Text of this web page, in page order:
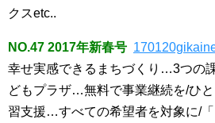
クスetc..
NO.47 2017年新春号
幸せ実感できるまちづくり…3つの
どもプラザ…無料で事業継続を/ひ
習支援…すべての希望者を対象に/